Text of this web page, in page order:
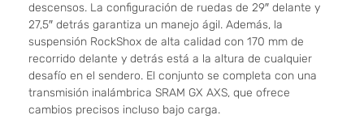
descensos. La configuración de ruedas de 29″ delante y
27,5″ detrás garantiza un manejo ágil. Además, la
suspensión RockShox de alta calidad con 170 mm de
recorrido delante y detrás está a la altura de cualquier
desafío en el sendero. El conjunto se completa con una
transmisión inalámbrica SRAM GX AXS, que ofrece
cambios precisos incluso bajo carga.